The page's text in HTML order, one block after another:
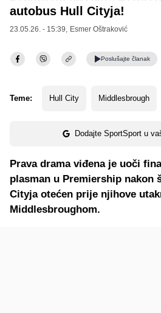
autobus Hull Cityja!
23.05.26. - 15:39, Esmer Oštraković
Poslušajte članak
Teme: Hull City Middlesbrough
Dodajte SportSport u
Prava drama viđena je uoči
plasman u Premiership nakon
Cityja otećen prije njihove
Middlesbroughom.